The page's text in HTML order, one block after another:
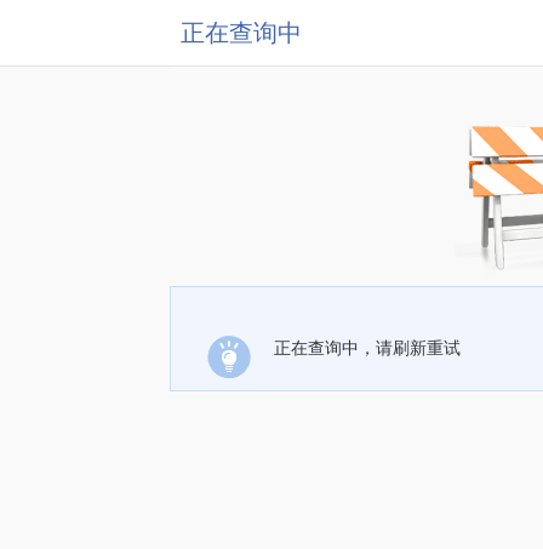
正在查询中
正在查询中，请刷新重试